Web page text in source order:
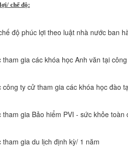
chế độ:
độ phúc lợi theo luật nhà nước ban
tham gia các khóa học Anh văn tại
công ty cử tham gia các khóa học đào
tham gia Bảo hiểm PVI - sức khỏe toàn
tham gia du lịch định kỳ/ 1 năm